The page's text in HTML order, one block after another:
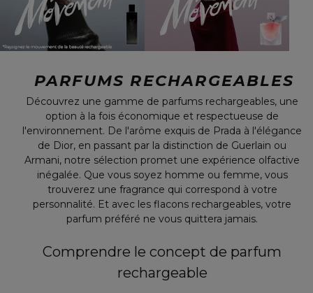
PARFUMS RECHARGEABLES
Découvrez une gamme de parfums rechargeables, une
option à la fois économique et respectueuse de
l'environnement. De l'arôme exquis de Prada à l'élégance
de Dior, en passant par la distinction de Guerlain ou
Armani, notre sélection promet une expérience olfactive
inégalée. Que vous soyez homme ou femme, vous
trouverez une fragrance qui correspond à votre
personnalité. Et avec les flacons rechargeables, votre
parfum préféré ne vous quittera jamais.
Comprendre le concept de parfum
rechargeable